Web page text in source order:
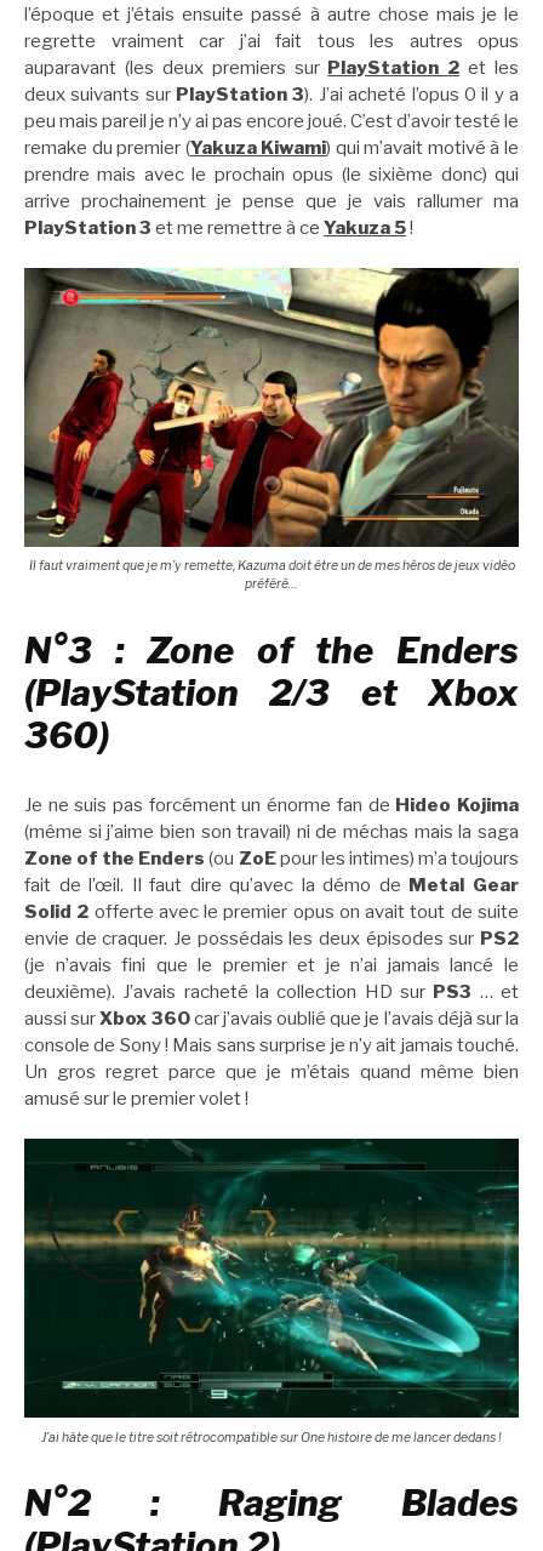
l’époque et j’étais ensuite passé à autre chose mais je le
regrette vraiment car j’ai fait tous les autres opus
auparavant (les deux premiers sur PlayStation 2 et les
deux suivants sur PlayStation 3). J’ai acheté l’opus 0 il y a
peu mais pareil je n’y ai pas encore joué. C’est d’avoir testé le
remake du premier (Yakuza Kiwami) qui m’avait motivé à le
prendre mais avec le prochain opus (le sixième donc) qui
arrive prochainement je pense que je vais rallumer ma
PlayStation 3 et me remettre à ce Yakuza 5!
Il faut vraiment que je m’y remette, Kazuma doit être un de mes héros de jeux vidéo
préféré…
N°3 : Zone of the Enders
(PlayStation 2/3 et Xbox
360)
Je ne suis pas forcément un énorme fan de Hideo Kojima
(même si j’aime bien son travail) ni de méchas mais la saga
Zone of the Enders(ou ZoEpour les intimes) m’a toujours
fait de l’œil. Il faut dire qu’avec la démo de Metal Gear
Solid 2 offerte avec le premier opus on avait tout de suite
envie de craquer. Je possédais les deux épisodes sur PS2
(je n’avais fini que le premier et je n’ai jamais lancé le
deuxième). J’avais racheté la collection HD sur PS3 … et
aussi surXbox 360car j’avais oublié que je l’avais déjà sur la
console de Sony ! Mais sans surprise je n’y ait jamais touché.
Un gros regret parce que je m’étais quand même bien
amusé sur le premier volet !
J’ai hâte que le titre soit rétrocompatible sur One histoire de me lancer dedans !
N°2 : Raging Blades